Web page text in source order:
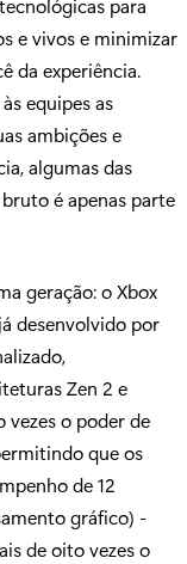
para
e vivos e minimizar
da experiência.
equipes as
ambições e
algumas das
é apenas parte
geração: o Xbox
desenvolvido por
Zen 2 e
vezes o poder de
que os
de 12
gráfico) -
de oito vezes o